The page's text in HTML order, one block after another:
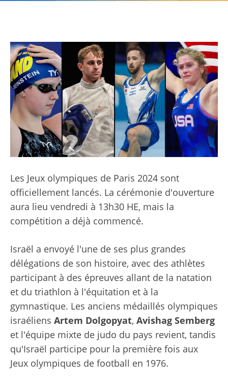
Les Jeux olympiques de Paris 2024 sont
officiellement lancés. La cérémonie d'ouverture
aura lieu vendredi à 13h30 HE, mais la
compétition a déjà commencé.
Israël a envoyé l'une de ses plus grandes
délégations de son histoire, avec des athlètes
participant à des épreuves allant de la natation
et du triathlon à l'équitation et à la
gymnastique. Les anciens médaillés olympiques
israéliens Artem Dolgopyat, Avishag Semberg
et l'équipe mixte de judo du pays revient, tandis
qu'Israël participe pour la première fois aux
Jeux olympiques de football en 1976.